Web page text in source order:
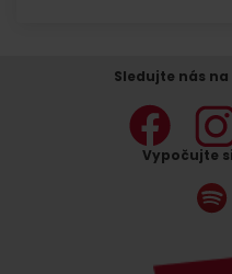
Sledujte nás
Vypočujte